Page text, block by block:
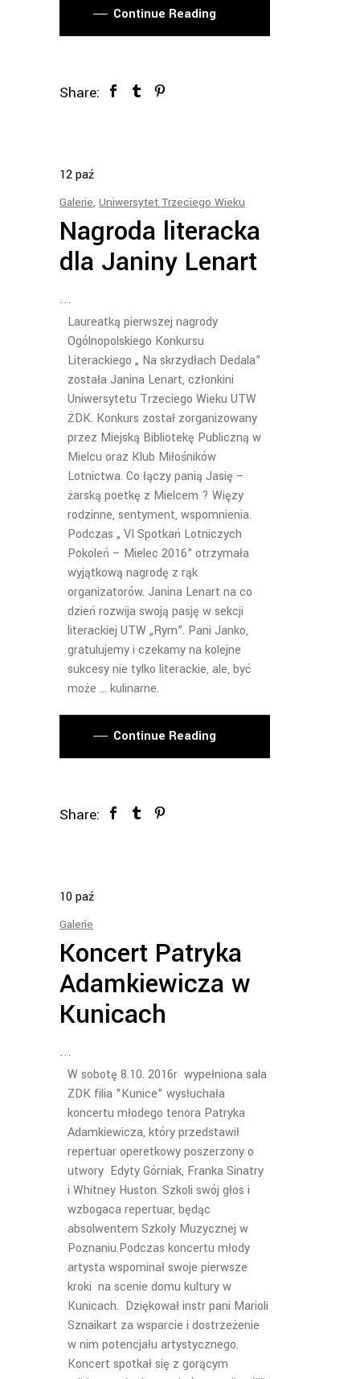
Continue Reading
Share:
12paź
Galerie, Uniwersytet Trzeciego Wieku
Nagroda literacka
dla Janiny Lenart
Laureatką pierwszej nagrody
Ogólnopolskiego Konkursu
Literackiego „ Na skrzydłach Dedala”
została Janina Lenart, członkini
Uniwersytetu Trzeciego Wieku UTW
ŻDK. Konkurs został zorganizowany
przez Miejską Bibliotekę Publiczną w
Mielcu oraz Klub Miłośników
Lotnictwa. Co łączy panią Jasię –
żarską poetkę z Mielcem ? Więzy
rodzinne, sentyment, wspomnienia.
Podczas „ VI Spotkań Lotniczych
Pokoleń – Mielec 2016” otrzymała
wyjątkową nagrodę z rąk
organizatorów. Janina Lenart na co
dzień rozwija swoją pasję w sekcji
literackiej UTW „Rym”. Pani Janko,
gratulujemy i czekamy na kolejne
sukcesy nie tylko literackie, ale, być
może … kulinarne.
Continue Reading
Share:
10paź
Galerie
Koncert Patryka
Adamkiewicza w
Kunicach
W sobotę 8.10. 2016r wypełniona sala
ZDK filia "Kunice" wysłuchała
koncertu młodego tenora Patryka
Adamkiewicza, który przedstawił
repertuar operetkowy poszerzony o
utwory Edyty Górniak, Franka Sinatry
i Whitney Huston. Szkoli swój głos i
wzbogaca repertuar, będąc
absolwentem Szkoły Muzycznej w
Poznaniu.Podczas koncertu młody
artysta wspominał swoje pierwsze
kroki na scenie domu kultury w
Kunicach. Dziękował instr pani Marioli
Sznaikart za wsparcie i dostrzeżenie
w nim potencjału artystycznego.
Koncert spotkał się z gorącym